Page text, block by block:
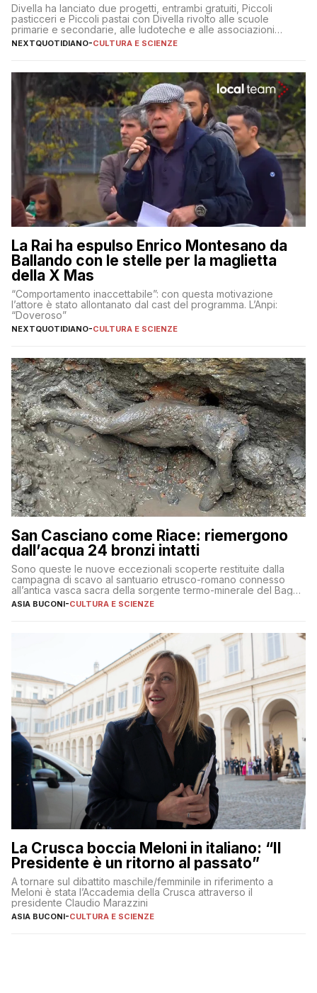
Divella ha lanciato due progetti, entrambi gratuiti, Piccoli
pasticceri e Piccoli pastai con Divella rivolto alle scuole
primarie e secondarie, alle ludoteche e alle associazioni
pugliesi che si occupano di bambini con ADHD
NEXTQUOTIDIANO-CULTURA E SCIENZE
La Rai ha espulso Enrico Montesano da
Ballando con le stelle per la maglietta
della X Mas
“Comportamento inaccettabile”: con questa motivazione
l’attore è stato allontanato dal cast del programma. L’Anpi:
“Doveroso”
NEXTQUOTIDIANO-CULTURA E SCIENZE
San Casciano come Riace: riemergono
dall’acqua 24 bronzi intatti
Sono queste le nuove eccezionali scoperte restituite dalla
campagna di scavo al santuario etrusco-romano connesso
all’antica vasca sacra della sorgente termo-minerale del Bagno
Grande
ASIA BUCONI-CULTURA E SCIENZE
La Crusca boccia Meloni in italiano: “Il
Presidente è un ritorno al passato”
A tornare sul dibattito maschile/femminile in riferimento a
Meloni è stata l’Accademia della Crusca attraverso il
presidente Claudio Marazzini
ASIA BUCONI-CULTURA E SCIENZE